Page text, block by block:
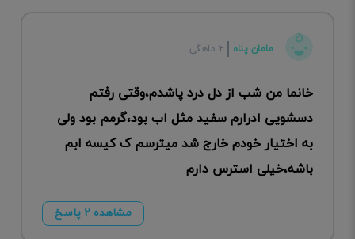
مامان پناه ۲ ماهگی
خانما من شب از دل درد پاشدم،وقتی رفتم
دسشویی ادرارم سفید مثل اب بود،گرمم بود ولی
به اختیار خودم خارج شد میترسم ک کیسه ابم
باشه،خیلی استرس دارم
مشاهده ۲ پاسخ